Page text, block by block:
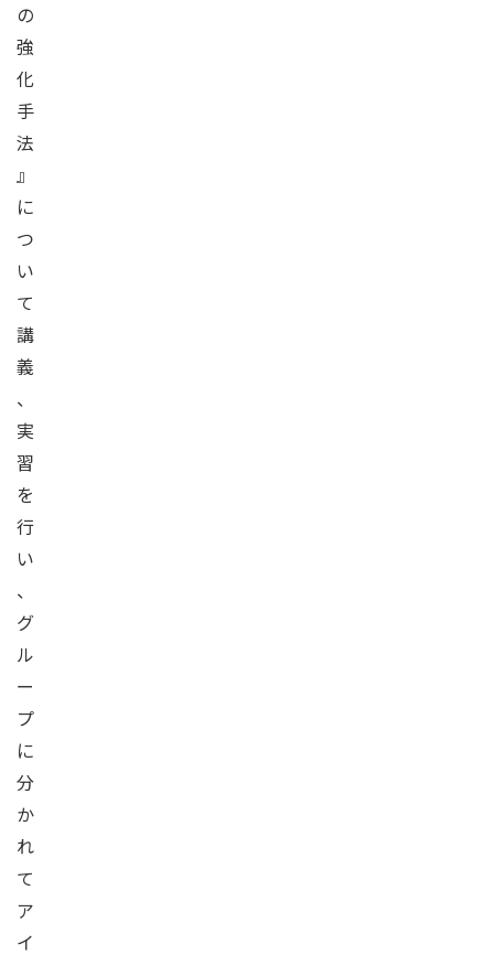
の
強
化
手
法
』
に
つ
い
て
講
義
、
実
習
を
行
い
、
グ
ル
ー
プ
に
分
か
れ
て
ア
イ